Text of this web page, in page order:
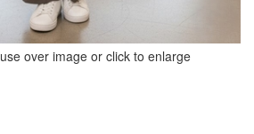
over image or click to enlarge